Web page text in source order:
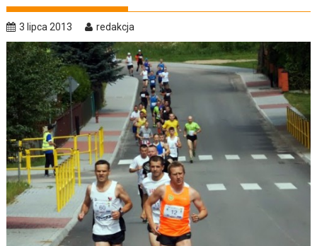
3 lipca 2013 redakcja